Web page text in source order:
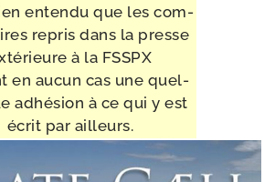
enten­du que les com­
repris dans la presse
à la FSSPX
en aucun cas une quel­
adhé­sion à ce qui y est
écrit par ailleurs.